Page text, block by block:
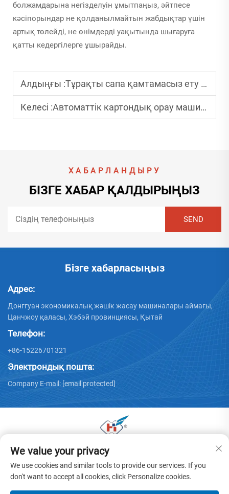
болжамдарына негізделуін ұмытпаңыз, әйтпесе
кәсіпорындар не қолданылмайтын жабдықтар үшін
артық төлейді, не өнімдерді уақытында шығаруға
қатты кедергілерге ұшырайды.
Алдыңғы :Тұрақты сапа қамтамасыз ету үшін толқынды қораптарды тігу машинасын қалай пайдалану керек?
Келесі :Автоматтік картондық орау машинасы қалай орау қателерін азайтады?
ХАБАРЛАНДЫРУ
БІЗГЕ ХАБАР ҚАЛДЫРЫҢЫЗ
Бізге хабарласыңыз
Адрес:
Донггуан экономикалық жәшік жасау машиналары аймағы,
Цанчжоу қаласы, Хэбэй провинциясы, Қытай
Телефон:
+86-15226701321
Электрондық пошта:
Company E-mail: [email protected]
© 2025 Донггуан Хуая қаңылтыр машиналары
компаниясының барлық құқтары сақталған. -Жекелік
саясаты
We value your privacy
We use cookies and similar tools to provide our services. If you
don't want to accept all cookies, click Personalize cookies.